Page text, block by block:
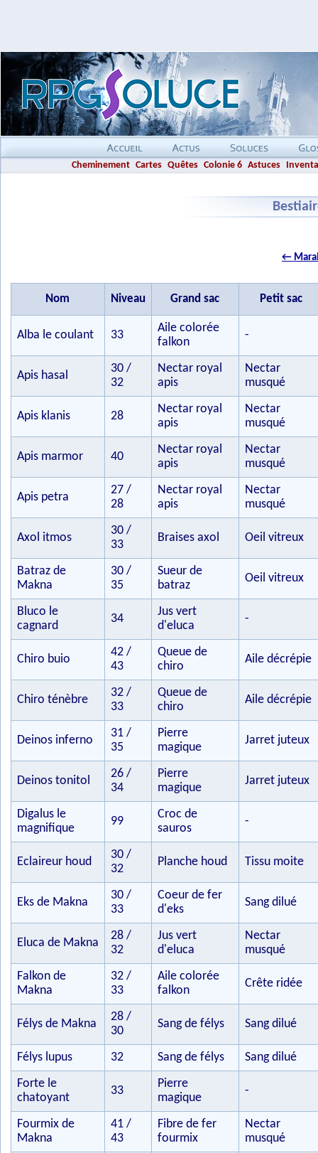
Cheminement Cartes Quêtes Colonie 6 Astuces
←
Nom Niveau Grand sac Petit sac
Alba le coulant 33
Aile colorée
falkon
-
Apis hasal
30 /
32
Nectar royal
apis
Nectar
musqué
Apis klanis 28
Nectar royal
apis
Nectar
musqué
Apis marmor 40
Nectar royal
apis
Nectar
musqué
Apis petra
27 /
28
Nectar royal
apis
Nectar
musqué
Axol itmos
30 /
33
Braises axol Oeil vitreux
Batraz de
Makna
30 /
35
Sueur de
batraz
Oeil vitreux
Bluco le
cagnard
34
Jus vert
d'eluca
-
Chiro buio
42 /
43
Queue de
chiro
Aile décrépie
Chiro ténèbre
32 /
33
Queue de
chiro
Aile décrépie
Deinos inferno
31 /
35
Pierre
magique
Jarret juteux
Deinos tonitol
26 /
34
Pierre
magique
Jarret juteux
Digalus le
magnifique
99
Croc de
sauros
-
Eclaireur houd
30 /
32
Planche houd Tissu moite
Eks de Makna
30 /
33
Coeur de fer
d'eks
Sang dilué
Eluca de Makna
28 /
32
Jus vert
d'eluca
Nectar
musqué
Falkon de
Makna
32 /
33
Aile colorée
falkon
Crête ridée
Félys de Makna
28 /
30
Sang de félys Sang dilué
Félys lupus 32 Sang de félys
Sang dilué
Forte le
chatoyant
33
Pierre
magique
-
Fourmix de
Makna
41 /
43
Fibre de fer
fourmix
Nectar
musqué